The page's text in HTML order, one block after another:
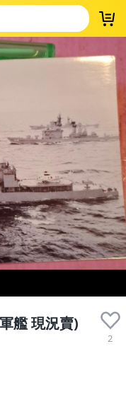
艦 現況賣)
2